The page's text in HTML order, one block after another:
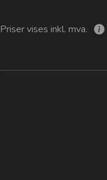
Priser vises inkl. mva.